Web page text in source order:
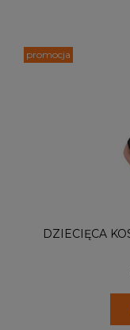
DZIECIĘCA
promocja